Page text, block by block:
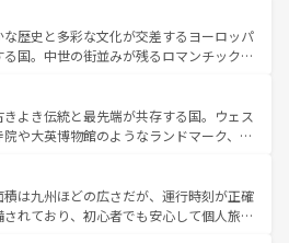
て風土や気候が異なるスペインはその個
性で訪れる人を魅了する。 なお、新着のスペイン情報は コ
参照してほしい。
詰まっている。華麗な宮殿、歴史的な大
ーチ、そして豊かな自然が、訪れる者を心
た、フランスは美食の国としても知ら
の発祥地であるランス、プロヴァンスの
ー畑など、多彩な楽しみ方が可能だ。さ
の地域にも魅力が溢れており、どの街角に
ぶとそれぞれで全く異なる文化を体験で
だろう。 なお、新着のフランス情報はコンテンツ一覧
。
な歴史と多彩な文化が交差するヨーロッパ
国。中世の街並みが残るロマンチック街
、どこを歩いても飽きることがない。ベ
気、バイエルン州のアルプスの絶景、そ
いのワイン畑といった風景は必見。ビール
ぜひ体験してほしい。 なお、新着の
ンテンツ一覧を参照してほしい。
よき伝統と最先端が共存する国。ウェス
院や大英博物館のようなランドマーク、歴
魅力がある。また、優雅なアフタヌーン
好きにはたまらない英国パブ、サッカー観
らこそできる体験も豊富。イギリスを旅
積は九州ほどの広さだが、運行時刻が正確
れており、初心者でも安心して個人旅行